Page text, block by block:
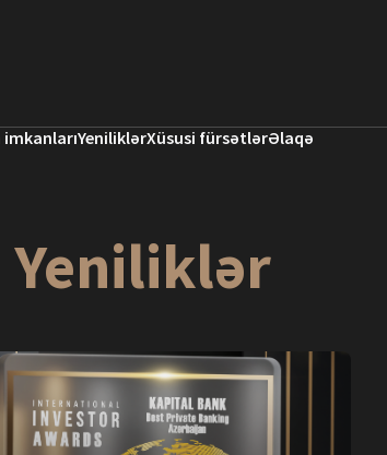
YeniliklərXüsusi fürsətlərƏlaqə
Yeniliklər